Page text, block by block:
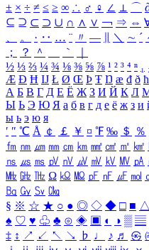
± × ÷ ≠ ≤ ≥ ∞ ∴ ♂ ♀ ∠ ⊥ ⌒
⊆ ⊇ ⊂ ⊃ ∪ ∩ ∧ ∨ ￢ ⇒ ⇔
、
。 · ‥ … ¨ 〃 ― ＼ ∼ ´
；
？ ＾ ｀
½ ⅓ ⅔ ¼ ¾ ⅛ ⅜ ⅝ ⅞ ¹ ² ³ ⁴ ⁿ ₁
Æ Ð Ħ Ĳ Ł Ø Œ Þ Ŧ Ŋ æ đ ð ħ
А Б В Г Д Е Ё Ж З И Й К Л
Ы Ь Э Ю Я а б в г д е ё ж з и
ы ь э ю я
′ ″ ℃ Å ￠ ￡ ￥ ¤ ℉ ‰ ＄ ％
㎙ ㎚ ㎛ ㎜ ㎝ ㎞ ㎟ ㎠ ㎡ ㎢
㎱ ㎲ ㎳ ㎴ ㎵ ㎶ ㎷ ㎸ ㎹ ㎀
㎒ ㎓ ㎔ Ω ㏀ ㏁ ㎊ ㎋ ㎌ ㏖
㏃ ㏉ ㏜ ㏆
§ ※ ☆ ★ ○ ● ◎ ◇ ◆ □ ■ △
♠ ♡ ♥ ♧ ♣ ⊙ ◈ ▣ ◐ ◑ ▒ ▤
‡ ↕ ↗ ↙ ↖ ↘ ♭ ♩ ♪ ♬ ㉿